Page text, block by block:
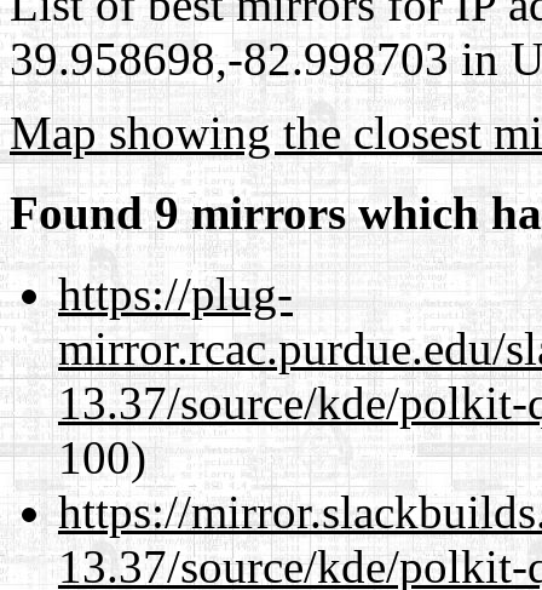
39.958698,-82.998703 in
Map showing the closest
Found 9 mirrors which
https://plug-
mirror.rcac.purdue.edu/
13.37/source/kde/
100)
https://
13.37/source/kde/